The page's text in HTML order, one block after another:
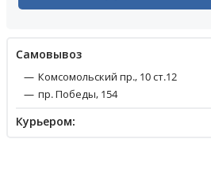
Cамовывоз
Комсомольский пр., 10 ст.12
пр. Победы, 154
Курьером: